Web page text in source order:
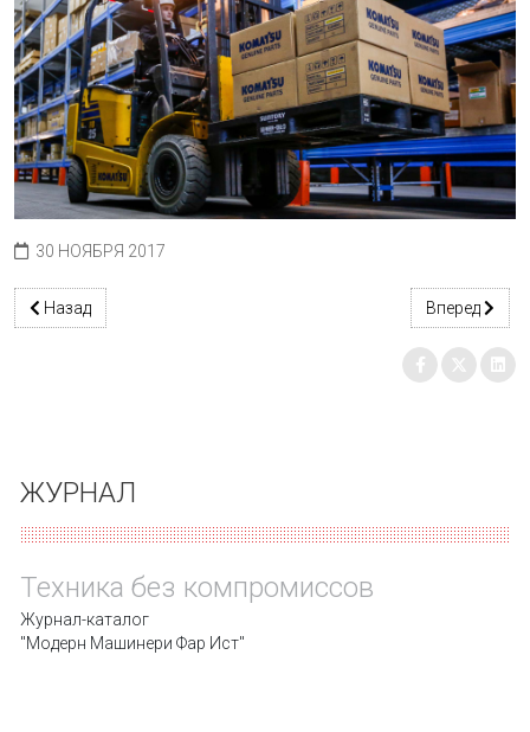
30 НОЯБРЯ 2017
Предыдущий: Сезон высоких результатов
Назад Следующий:
Вперед
ЖУРНАЛ
Техника без компромиссов
Журнал-каталог
"Модерн Машинери Фар Ист"